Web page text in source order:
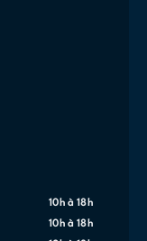
10h à 18h
10h à 18h